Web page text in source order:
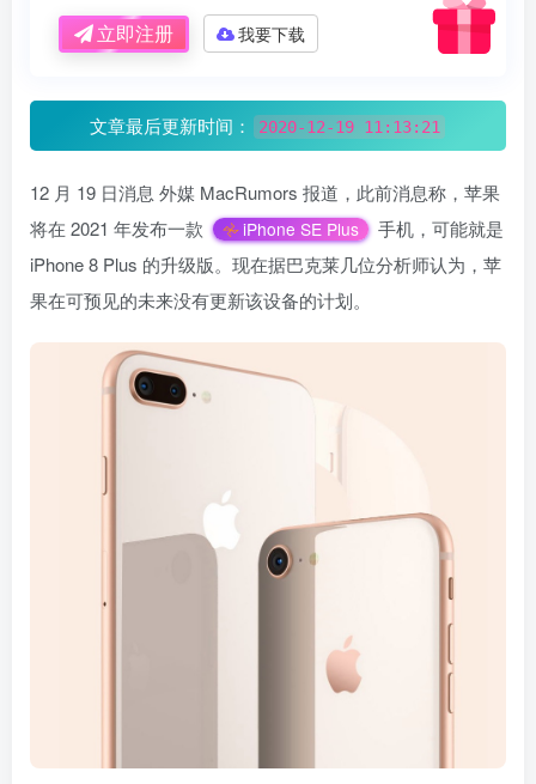
立即注册 我要下载
文章最后更新时间： 2020-12-19 11:13:21
12 月 19 日消息 外媒 MacRumors 报道，此前消息称，苹果
将在 2021 年发布一款
iPhone SE Plus
手机，可能就是
iPhone 8 Plus 的升级版。现在据巴克莱几位分析师认为，苹
果在可预见的未来没有更新该设备的计划。